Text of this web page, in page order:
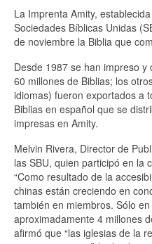
La Imprenta Amity,
Sociedades Bíblicas Unidas
de noviembre la Biblia que
Desde 1987 se han impreso
60 millones de Biblias; los
idiomas) fueron exportados a
Biblias en español que se
impresas en Amity.
Melvin Rivera, Director de
las SBU, quien participó en la
“Como resultado de la
chinas están creciendo en
también en miembros. Sólo
aproximadamente 4 millones
afirmó que “las iglesias de la